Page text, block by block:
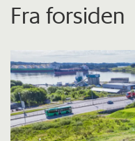
Fra forsiden